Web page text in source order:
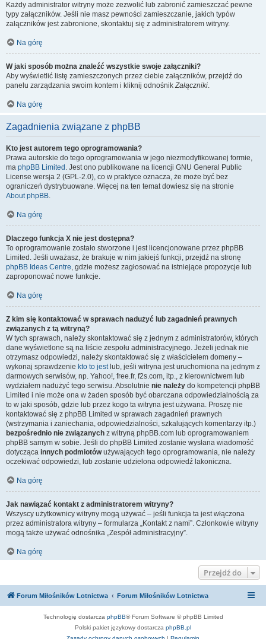
Każdy administrator witryny może zezwolić lub zabronić zamieszczać pewne
typy załączników. Jeśli nie masz pewności zamieszczanie, jakich typów
załączników jest zabronione, skontaktuj się z administratorem witryny.
Na górę
W jaki sposób można znaleźć wszystkie swoje załączniki?
Aby wyświetlić listę zamieszczonych przez ciebie załączników, przejdź do
panelu zarządzania swoim kontem i kliknij odnośnikZałączniki.
Na górę
Zagadnienia związane z phpBB
Kto jest autorem tego oprogramowania?
Prawa autorskie do tego oprogramowania w jego niezmodyfikowanej formie,
ma phpBB Limited . Jest ono publikowane na licencji GNU General Public
License wersja 2 (GPL-2.0), co w praktyce oznacza, że może być bez
ograniczeń dystrybuowane. Więcej na ten temat dowiesz się na stronie
About phpBB.
Na górę
Dlaczego funkcja X nie jest dostępna?
To oprogramowanie zostało stworzone i jest licencjonowane przez phpBB
Limited. Jeśli uważasz, że brakuje w nim jakiejś funkcji, przejdź na stronę
phpBB Ideas Centre, gdzie możesz zagłosować na istniejące propozycje lub
zaproponować nowe funkcje.
Na górę
Z kim się kontaktować w sprawach nadużyć lub zagadnień prawnych
związanych z tą witryną?
W tych sprawach, należy skontaktować się z jednym z administratorów, których
dane wyświetlone są na liście zespołu administracyjnego. Jeżeli jednak nie
otrzymasz odpowiedzi, należy skontaktować się z właścicielem domeny –
wykonaj sprawdzenie kto to jestlub, jeśli witryna jest uruchomiona na jednym z
darmowych serwisów, np. Yahoo!, free.fr, f2s.com, itp., z kierownictwem lub
wydziałem nadużyć tego serwisu. Absolutnie nie należy do kompetencji phpBB
Limited i nie może ona w żaden sposób być obarczana odpowiedzialnością za
to w jaki sposób, gdzie lub przez kogo ta witryna jest używana. Proszę nie
kontaktować się z phpBB Limited w sprawach zagadnień prawnych
(wstrzymania i zaniechania, odpowiedzialności, szkalujących komentarzy itp.)
bezpośrednio nie związanych z witryną phpBB.com lub oprogramowaniem
phpBB samym w sobie. Jeśli do phpBB Limited zostanie wysłana wiadomość
dotycząca innych podmiotówużywających tego oprogramowania, nie należy
oczekiwać odpowiedzi, lub zostanie udzielona odpowiedź lakoniczna.
Na górę
Jak nawiązać kontakt z administratorem witryny?
Wszyscy użytkownicy witryny mogą używać – jeśli funkcja ta jest włączona
przez administratora witryny – formularza „Kontakt z nami”. Członkowie witryny
mogą także używać odnośnika „Zespół administracyjny”.
Na górę
Przejdź do
Forum Miłośników Lotnictwa Forum Miłośników Lotnictwa
Technologię dostarcza phpBB® Forum Software © phpBB Limited
Polski pakiet językowy dostarcza phpBB.pl